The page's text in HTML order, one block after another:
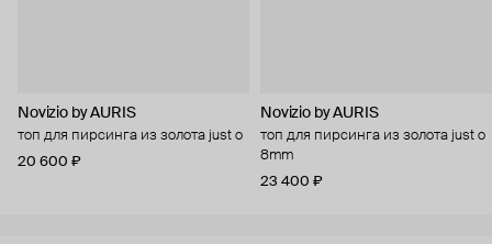
Novizio by AURIS
топ для пирсинга из золота just o
20 600 ₽
Novizio by AURIS
топ для пирсинга из золота just o
8mm
23 400 ₽